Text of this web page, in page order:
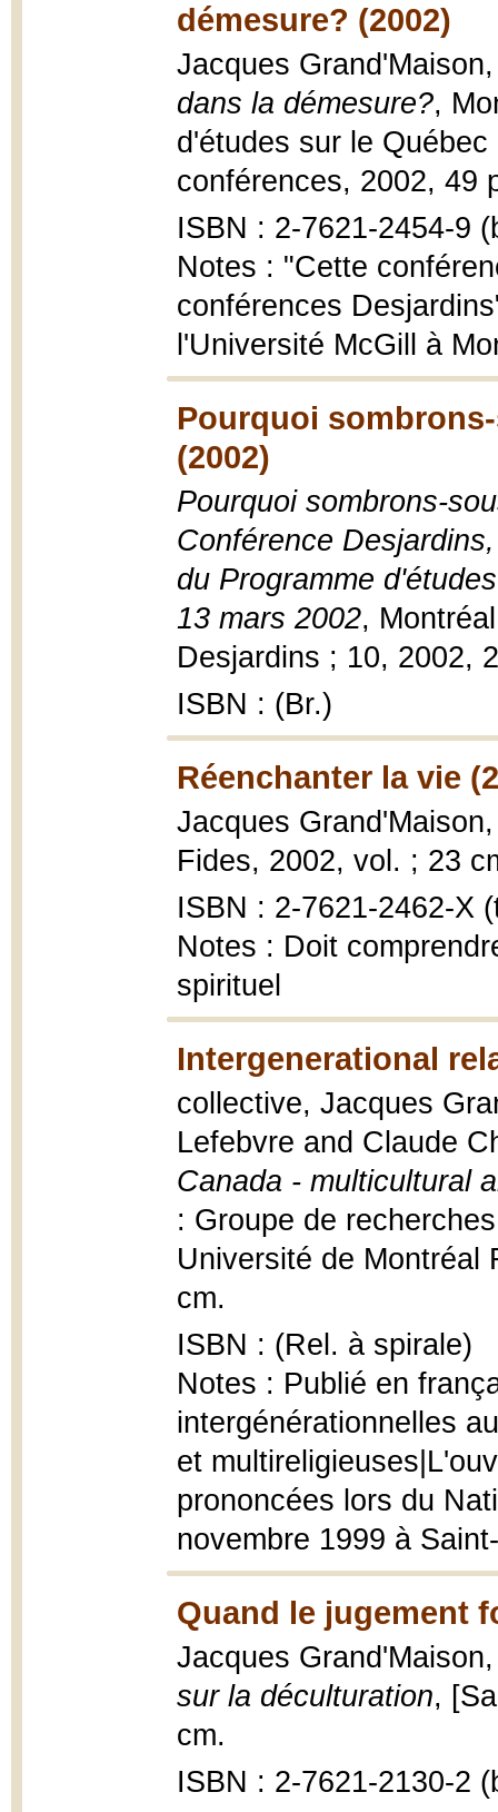
démesure? (2002)
Jacques
dans la démesure?,
d'études sur le
conférences, 2002, 49
ISBN : 2-7621-2454-9
Notes : "Cette
conférences
l'Université McGill à
Pourquoi
(2002)
Pourquoi sombrons-
Conférence
du Programme
13 mars 2002,
Desjardins ; 10, 2002,
ISBN : (Br.)
Réenchanter la vie
Jacques
Fides, 2002, vol. ; 23
ISBN : 2-7621-2462-X
Notes : Doit
spirituel
Intergenerational
collective, Jacques
Lefebvre and Claude
Canada - multicultural
: Groupe de
Université de Montréal
cm.
ISBN : (Rel. à spirale)
Notes : Publié en
intergénérationnelles
et
prononcées lors du
novembre 1999 à
Quand le jugement
Jacques
sur la déculturation,
cm.
ISBN : 2-7621-2130-2